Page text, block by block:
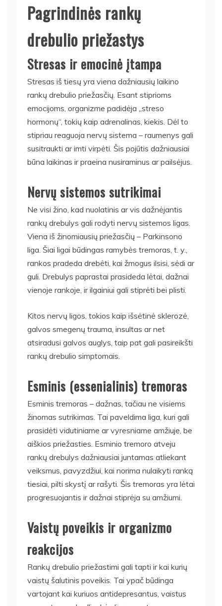
Pagrindinės rankų
drebulio priežastys
Stresas ir emocinė įtampa
Stresas iš tiesų yra viena dažniausių laikino
rankų drebulio priežasčių. Esant stiprioms
emocijoms, organizme padidėja „streso
hormonų“, tokių kaip adrenalinas, kiekis. Dėl to
stipriau reaguoja nervų sistema – raumenys gali
susitraukti ar imti virpėti. Šis pojūtis dažniausiai
būna laikinas ir praeina nusiraminus ar pailsėjus.
Nervų sistemos sutrikimai
Ne visi žino, kad nuolatinis ar vis dažnėjantis
rankų drebulys gali rodyti nervų sistemos ligas.
Viena iš žinomiausių priežasčių – Parkinsono
liga. Šiai ligai būdingas ramybės tremoras, t. y.,
rankos pradeda drebėti, kai žmogus ilsisi, sėdi ar
guli. Drebulys paprastai prasideda lėtai, dažnai
vienoje rankoje, ir ilgainiui gali stiprėti bei plisti.
Kitos nervų ligos, tokios kaip išsėtinė sklerozė,
galvos smegenų trauma, insultas ar net
atsiradusi galvos auglys, taip pat gali pasireikšti
rankų drebulio simptomais.
Esminis (essenialinis) tremoras
Esminis tremoras – dažnas, tačiau ne visiems
žinomas sutrikimas. Tai paveldima liga, kuri gali
prasidėti vidutiniame ar vyresniame amžiuje, be
aiškios priežasties. Esminio tremoro atveju
rankų drebulys dažniausiai juntamas atliekant
veiksmus, pavyzdžiui, kai norima nulaikyti ranką
tiesiai, pilti skystį ar rašyti. Šis tremoras yra lėtai
progresuojantis ir dažnai stiprėja su amžiumi.
Vaistų poveikis ir organizmo
reakcijos
Rankų drebulio priežastimi gali tapti ir kai kurių
vaistų šalutinis poveikis. Tai ypač būdinga
vartojant kai kuriuos antidepresantus, vaistus